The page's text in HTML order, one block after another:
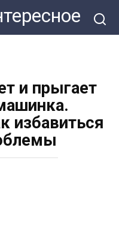
и прыгает
избавиться